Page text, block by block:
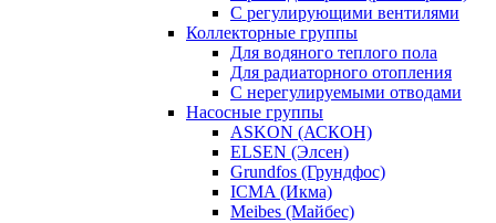
С регулирующими вентилями
Коллекторные группы
Для водяного теплого пола
Для радиаторного отопления
С нерегулируемыми отводами
Насосные группы
ASKON (АСКОН)
ELSEN (Элсен)
Grundfos (Грундфос)
ICMA (Икма)
Meibes (Майбес)